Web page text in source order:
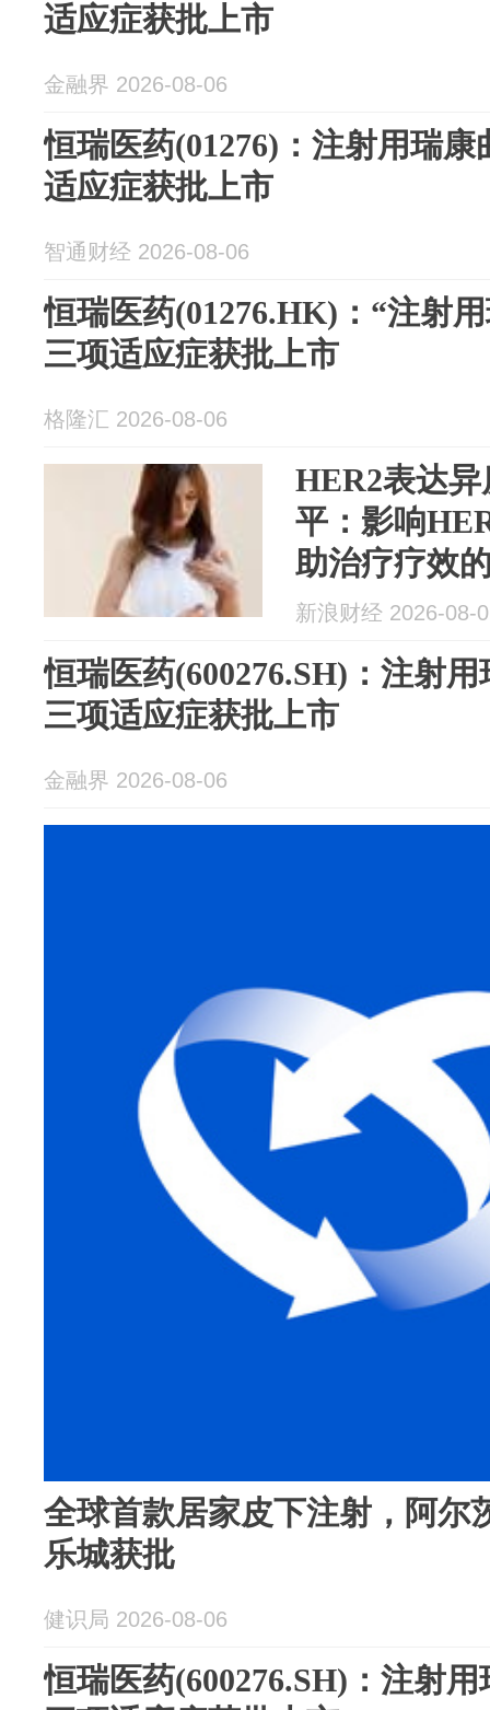
适应症获批上市
金融界 2026-08-06
恒瑞医药(01276)：注射用瑞
适应症获批上市
智通财经 2026-08-06
恒瑞医药(01276.HK)：“注射
三项适应症获批上市
格隆汇 2026-08-06
HER2表达
平：影响
助治疗疗效
素
新浪财经 2026-08-
恒瑞医药(600276.SH)：注射
三项适应症获批上市
金融界 2026-08-06
全球首款居家皮下注射，阿尔
乐城获批
健识局 2026-08-06
恒瑞医药(600276.SH)：注射